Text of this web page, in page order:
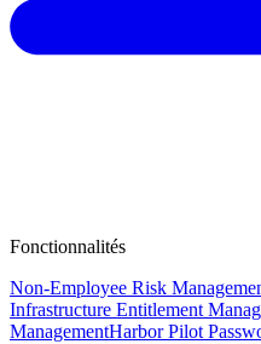
Fonctionnalités
Non-Employee Risk
Infrastructure Entitlement
ManagementHarbor Pilot